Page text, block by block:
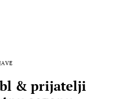
& prijatelji